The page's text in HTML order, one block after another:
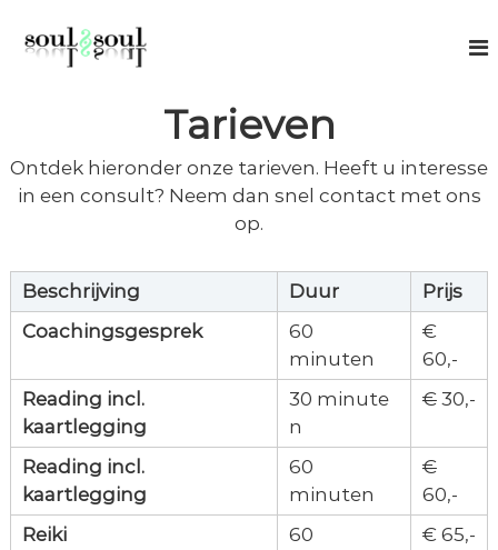
d
d
l
2
S
o
t
l
c
h
n
g
Tarieven
Ontdek hieronder onze tarieven. Heeft u interesse
in een consult? Neem dan snel contact met ons
op.
Beschrijving Duur
Prijs
Coachingsgesprek​
​60
minuten​
​€
60,-​
Reading incl.
kaartlegging
30 minute
n
€30,-
Reading incl.
kaartlegging
​60
minuten
€
60,-
Reiki
60
​€ 65,-